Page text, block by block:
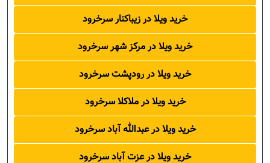
خرید ویلا در زیباکنار سرخرود
خرید ویلا در مرکز شهر سرخرود
خرید ویلا در رودپشت سرخرود
خرید ویلا در ملاکلا سرخرود
خرید ویلا در عبدالله آباد سرخرود
خرید ویلا در عزت آباد سرخرود